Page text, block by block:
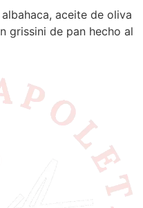
aceite de oliva
grissini de pan hecho al